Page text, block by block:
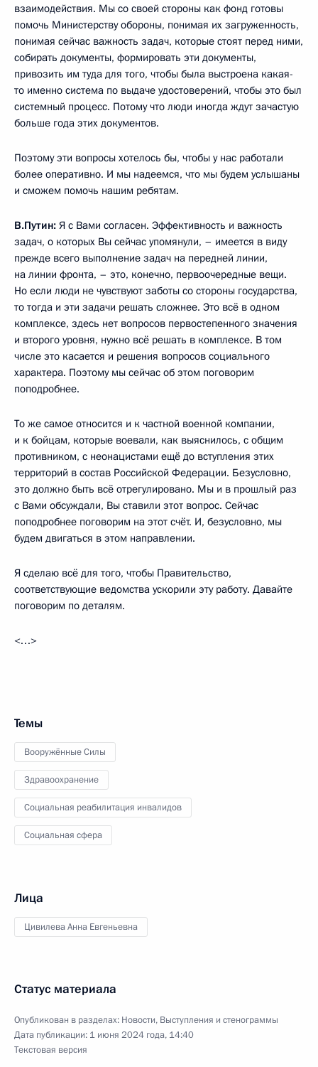
взаимодействия. Мы со своей стороны как фонд готовы
помочь Министерству обороны, понимая их загруженность,
понимая сейчас важность задач, которые стоят перед ними,
собирать документы, формировать эти документы,
привозить им туда для того, чтобы была выстроена какая-
то именно система по выдаче удостоверений, чтобы это был
системный процесс. Потому что люди иногда ждут зачастую
больше года этих документов.
Поэтому эти вопросы хотелось бы, чтобы у нас работали
более оперативно. И мы надеемся, что мы будем услышаны
и сможем помочь нашим ребятам.
В.Путин: Я с Вами согласен. Эффективность и важность
задач, о которых Вы сейчас упомянули, – имеется в виду
прежде всего выполнение задач на передней линии,
на линии фронта, – это, конечно, первоочередные вещи.
Но если люди не чувствуют заботы со стороны государства,
то тогда и эти задачи решать сложнее. Это всё в одном
комплексе, здесь нет вопросов первостепенного значения
и второго уровня, нужно всё решать в комплексе. В том
числе это касается и решения вопросов социального
характера. Поэтому мы сейчас об этом поговорим
поподробнее.
То же самое относится и к частной военной компании,
и к бойцам, которые воевали, как выяснилось, с общим
противником, с неонацистами ещё до вступления этих
территорий в состав Российской Федерации. Безусловно,
это должно быть всё отрегулировано. Мы и в прошлый раз
с Вами обсуждали, Вы ставили этот вопрос. Сейчас
поподробнее поговорим на этот счёт. И, безусловно, мы
будем двигаться в этом направлении.
Я сделаю всё для того, чтобы Правительство,
соответствующие ведомства ускорили эту работу. Давайте
поговорим по деталям.
<…>
Темы
Вооружённые Силы
Здравоохранение
Социальная реабилитация инвалидов
Социальная сфера
Лица
Цивилева Анна Евгеньевна
Статус материала
Опубликован в разделах: Новости, Выступления и стенограммы
Дата публикации: 1 июня 2024 года, 14:40
Текстовая версия